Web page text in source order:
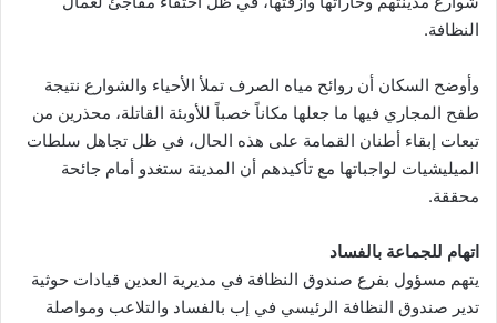
النظافة.
وأوضح السكان أن روائح مياه الصرف تملأ الأحياء والشوارع نتيجة
طفح المجاري فيها ما جعلها مكاناً خصباً للأوبئة القاتلة، محذرين من
تبعات إبقاء أطنان القمامة على هذه الحال، في ظل تجاهل سلطات
الميليشيات لواجباتها مع تأكيدهم أن المدينة ستغدو أمام جائحة
محققة.
اتهام للجماعة بالفساد
يتهم مسؤول بفرع صندوق النظافة في مديرية العدين قيادات حوثية
تدير صندوق النظافة الرئيسي في إب بالفساد والتلاعب ومواصلة